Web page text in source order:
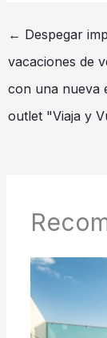
← Despegar
vacaciones de
con una nueva
outlet "Viaja y